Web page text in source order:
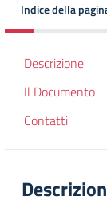
Indice della
Descrizione
Il Documento
Contatti